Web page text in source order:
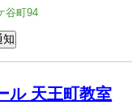
谷町94
ル 天王町教室